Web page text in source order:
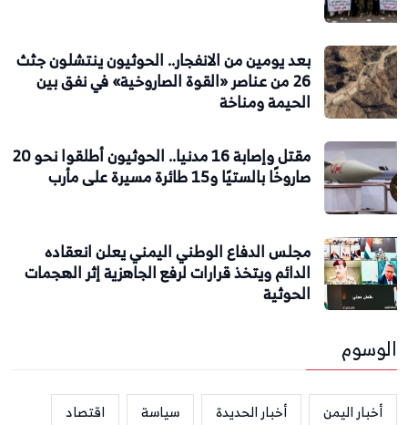
بعد يومين من الانفجار.. الحوثيون ينتشلون جثث
26 من عناصر «القوة الصاروخية» في نفق بين
الحيمة ومناخة
مقتل وإصابة 16 مدنيا.. الحوثيون أطلقوا نحو 20
صاروخًا بالستيًا و15 طائرة مسيرة على مأرب
مجلس الدفاع الوطني اليمني يعلن انعقاده
الدائم ويتخذ قرارات لرفع الجاهزية إثر الهجمات
الحوثية
الوسوم
أخبار اليمن أخبار الحديدة سياسة
اقتصاد